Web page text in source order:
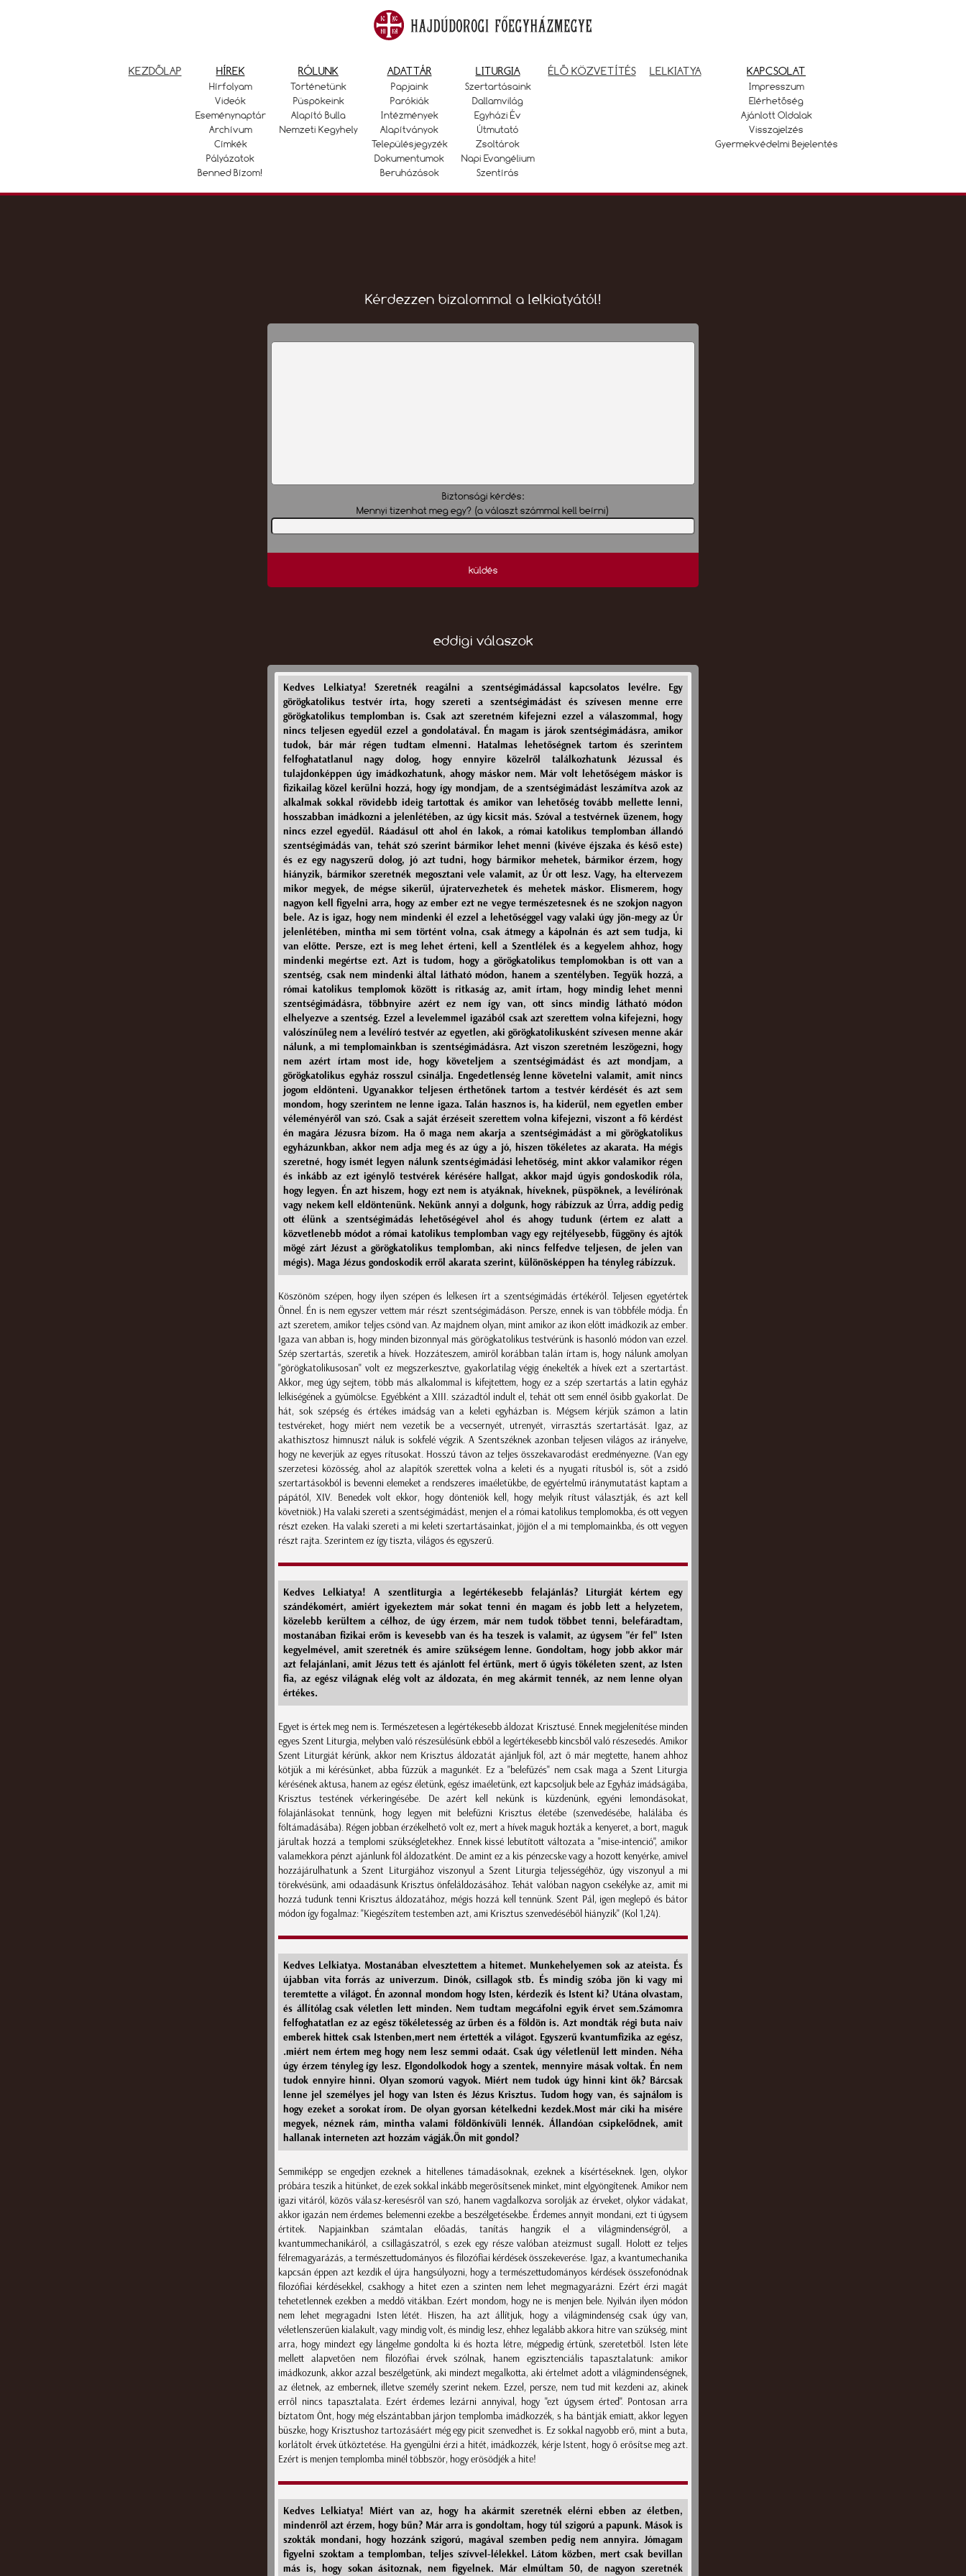
KEZDŐLAP HÍREK
Hírfolyam
Videók
Eseménynaptár
Archívum
Címkék
Pályázatok
Benned Bízom!
RÓLUNK
Történetünk
Püspökeink
Alapító Bulla
Nemzeti Kegyhely
ADATTÁR
Papjaink
Parókiák
Intézmények
Alapítványok
Településjegyzék
Dokumentumok
Beruházások
LITURGIA
Szertartásaink
Dallamvilág
Egyházi Év
Útmutató
Zsoltárok
Napi Evangélium
Szentírás
ÉLŐ KÖZVETÍTÉS LELKIATYA KAPCSOLAT
Impresszum
Elérhetőség
Ajánlott Oldalak
Visszajelzés
Gyermekvédelmi Bejelentés
Kérdezzen bizalommal a lelkiatyától!
Biztonsági kérdés:
Mennyi tizenhat meg egy? (a választ számmal kell beírni)
küldés
eddigi válaszok
Kedves Lelkiatya! Szeretnék reagálni a szentségimádással kapcsolatos levélre. Egy
görögkatolikus testvér írta, hogy szereti a szentségimádást és szívesen menne erre
görögkatolikus templomban is. Csak azt szeretném kifejezni ezzel a válaszommal, hogy
nincs teljesen egyedül ezzel a gondolatával. Én magam is járok szentségimádásra, amikor
tudok, bár már régen tudtam elmenni. Hatalmas lehetőségnek tartom és szerintem
felfoghatatlanul nagy dolog, hogy ennyire közelről találkozhatunk Jézussal és
tulajdonképpen úgy imádkozhatunk, ahogy máskor nem. Már volt lehetőségem máskor is
fizikailag közel kerülni hozzá, hogy így mondjam, de a szentségimádást leszámítva azok az
alkalmak sokkal rövidebb ideig tartottak és amikor van lehetőség tovább mellette lenni,
hosszabban imádkozni a jelenlétében, az úgy kicsit más. Szóval a testvérnek üzenem, hogy
nincs ezzel egyedül. Ráadásul ott ahol én lakok, a római katolikus templomban állandó
szentségimádás van, tehát szó szerint bármikor lehet menni (kivéve éjszaka és késő este)
és ez egy nagyszerű dolog, jó azt tudni, hogy bármikor mehetek, bármikor érzem, hogy
hiányzik, bármikor szeretnék megosztani vele valamit, az Úr ott lesz. Vagy, ha eltervezem
mikor megyek, de mégse sikerül, újratervezhetek és mehetek máskor. Elismerem, hogy
nagyon kell figyelni arra, hogy az ember ezt ne vegye természetesnek és ne szokjon nagyon
bele. Az is igaz, hogy nem mindenki él ezzel a lehetőséggel vagy valaki úgy jön-megy az Úr
jelenlétében, mintha mi sem történt volna, csak átmegy a kápolnán és azt sem tudja, ki
van előtte. Persze, ezt is meg lehet érteni, kell a Szentlélek és a kegyelem ahhoz, hogy
mindenki megértse ezt. Azt is tudom, hogy a görögkatolikus templomokban is ott van a
szentség, csak nem mindenki által látható módon, hanem a szentélyben. Tegyük hozzá, a
római katolikus templomok között is ritkaság az, amit írtam, hogy mindig lehet menni
szentségimádásra, többnyire azért ez nem így van, ott sincs mindig látható módon
elhelyezve a szentség. Ezzel a levelemmel igazából csak azt szerettem volna kifejezni, hogy
valószínűleg nem a levélíró testvér az egyetlen, aki görögkatolikusként szívesen menne akár
nálunk, a mi templomainkban is szentségimádásra. Azt viszon szeretném leszögezni, hogy
nem azért írtam most ide, hogy követeljem a szentségimádást és azt mondjam, a
görögkatolikus egyház rosszul csinálja. Engedetlenség lenne követelni valamit, amit nincs
jogom eldönteni. Ugyanakkor teljesen érthetőnek tartom a testvér kérdését és azt sem
mondom, hogy szerintem ne lenne igaza. Talán hasznos is, ha kiderül, nem egyetlen ember
véleményéről van szó. Csak a saját érzéseit szerettem volna kifejezni, viszont a fő kérdést
én magára Jézusra bízom. Ha ő maga nem akarja a szentségimádást a mi görögkatolikus
egyházunkban, akkor nem adja meg és az úgy a jó, hiszen tökéletes az akarata. Ha mégis
szeretné, hogy ismét legyen nálunk szentségimádási lehetőség, mint akkor valamikor régen
és inkább az ezt igénylő testvérek kérésére hallgat, akkor majd úgyis gondoskodik róla,
hogy legyen. Én azt hiszem, hogy ezt nem is atyáknak, híveknek, püspöknek, a levélírónak
vagy nekem kell eldöntenünk. Nekünk annyi a dolgunk, hogy rábízzuk az Úrra, addig pedig
ott élünk a szentségimádás lehetőségével ahol és ahogy tudunk (értem ez alatt a
közvetlenebb módot a római katolikus templomban vagy egy rejtélyesebb, függöny és ajtók
mögé zárt Jézust a görögkatolikus templomban, aki nincs felfedve teljesen, de jelen van
mégis). Maga Jézus gondoskodik erről akarata szerint, különösképpen ha tényleg rábízzuk.
Köszönöm szépen, hogy ilyen szépen és lelkesen írt a szentségimádás értékéről. Teljesen egyetértek
Önnel. Én is nem egyszer vettem már részt szentségimádáson. Persze, ennek is van többféle módja. Én
azt szeretem, amikor teljes csönd van. Az majdnem olyan, mint amikor az ikon előtt imádkozik az ember.
Igaza van abban is, hogy minden bizonnyal más görögkatolikus testvérünk is hasonló módon van ezzel.
Szép szertartás, szeretik a hívek. Hozzáteszem, amiről korábban talán írtam is, hogy nálunk amolyan
"görögkatolikusosan" volt ez megszerkesztve, gyakorlatilag végig énekelték a hívek ezt a szertartást.
Akkor, meg úgy sejtem, több más alkalommal is kifejtettem, hogy ez a szép szertartás a latin egyház
lelkiségének a gyümölcse. Egyébként a XIII. századtól indult el, tehát ott sem ennél ősibb gyakorlat. De
hát, sok szépség és értékes imádság van a keleti egyházban is. Mégsem kérjük számon a latin
testvéreket, hogy miért nem vezetik be a vecsernyét, utrenyét, virrasztás szertartását. Igaz, az
akathisztosz himnuszt náluk is sokfelé végzik. A Szentszéknek azonban teljesen világos az irányelve,
hogy ne keverjük az egyes rítusokat. Hosszú távon az teljes összekavarodást eredményezne. (Van egy
szerzetesi közösség, ahol az alapítók szerettek volna a keleti és a nyugati rítusból is, sőt a zsidó
szertartásokból is bevenni elemeket a rendszeres imaéletükbe, de egyértelmű iránymutatást kaptam a
pápától, XIV. Benedek volt ekkor, hogy dönteniök kell, hogy melyik rítust választják, és azt kell
követniök.) Ha valaki szereti a szentségimádást, menjen el a római katolikus templomokba, és ott vegyen
részt ezeken. Ha valaki szereti a mi keleti szertartásainkat, jöjjön el a mi templomainkba, és ott vegyen
részt rajta. Szerintem ez így tiszta, világos és egyszerű.
Kedves Lelkiatya! A szentliturgia a legértékesebb felajánlás? Liturgiát kértem egy
szándékomért, amiért igyekeztem már sokat tenni én magam és jobb lett a helyzetem,
közelebb kerültem a célhoz, de úgy érzem, már nem tudok többet tenni, belefáradtam,
mostanában fizikai erőm is kevesebb van és ha teszek is valamit, az úgysem "ér fel" Isten
kegyelmével, amit szeretnék és amire szükségem lenne. Gondoltam, hogy jobb akkor már
azt felajánlani, amit Jézus tett és ajánlott fel értünk, mert ő úgyis tökéleten szent, az Isten
fia, az egész világnak elég volt az áldozata, én meg akármit tennék, az nem lenne olyan
értékes.
Egyet is értek meg nem is. Természetesen a legértékesebb áldozat Krisztusé. Ennek megjelenítése minden
egyes Szent Liturgia, melyben való részesülésünk ebből a legértékesebb kincsből való részesedés. Amikor
Szent Liturgiát kérünk, akkor nem Krisztus áldozatát ajánljuk föl, azt ő már megtette, hanem ahhoz
kötjük a mi kérésünket, abba fűzzük a magunkét. Ez a "belefűzés" nem csak maga a Szent Liturgia
kérésének aktusa, hanem az egész életünk, egész imaéletünk, ezt kapcsoljuk bele az Egyház imádságába,
Krisztus testének vérkeringésébe. De azért kell nekünk is küzdenünk, egyéni lemondásokat,
fölajánlásokat tennünk, hogy legyen mit belefűzni Krisztus életébe (szenvedésébe, halálába és
föltámadásába). Régen jobban érzékelhető volt ez, mert a hívek maguk hozták a kenyeret, a bort, maguk
járultak hozzá a templomi szükségletekhez. Ennek kissé lebutított változata a "mise-intenció", amikor
valamekkora pénzt ajánlunk föl áldozatként. De amint ez a kis pénzecske vagy a hozott kenyérke, amivel
hozzájárulhatunk a Szent Liturgiához viszonyul a Szent Liturgia teljességéhöz, úgy viszonyul a mi
törekvésünk, ami odaadásunk Krisztus önfeláldozásához. Tehát valóban nagyon csekélyke az, amit mi
hozzá tudunk tenni Krisztus áldozatához, mégis hozzá kell tennünk. Szent Pál, igen meglepő és bátor
módon így fogalmaz: "Kiegészítem testemben azt, ami Krisztus szenvedéséből hiányzik" (Kol 1,24).
Kedves Lelkiatya. Mostanában elvesztettem a hitemet. Munkehelyemen sok az ateista. És
újabban vita forrás az univerzum. Dinók, csillagok stb. És mindig szóba jön ki vagy mi
teremtette a világot. Én azonnal mondom hogy Isten, kérdezik és Istent ki? Utána olvastam,
és állítólag csak véletlen lett minden. Nem tudtam megcáfolni egyik érvet sem.Számomra
felfoghatatlan ez az egész tökéletesség az űrben és a földön is. Azt mondták régi buta naiv
emberek hittek csak Istenben,mert nem értették a világot. Egyszerű kvantumfizika az egész,
.miért nem értem meg hogy nem lesz semmi odaát. Csak úgy véletlenül lett minden. Néha
úgy érzem tényleg így lesz. Elgondolkodok hogy a szentek, mennyire másak voltak. Én nem
tudok ennyire hinni. Olyan szomorú vagyok. Miért nem tudok úgy hinni kint ők? Bárcsak
lenne jel személyes jel hogy van Isten és Jézus Krisztus. Tudom hogy van, és sajnálom is
hogy ezeket a sorokat írom. De olyan gyorsan kételkedni kezdek.Most már ciki ha misére
megyek, néznek rám, mintha valami földönkívüli lennék. Állandóan csipkelődnek, amit
hallanak interneten azt hozzám vágják.Ön mit gondol?
Semmiképp se engedjen ezeknek a hitellenes támadásoknak, ezeknek a kísértéseknek. Igen, olykor
próbára teszik a hitünket, de ezek sokkal inkább megerősítsenek minket, mint elgyöngítenek. Amikor nem
igazi vitáról, közös válasz-keresésről van szó, hanem vagdalkozva sorolják az érveket, olykor vádakat,
akkor igazán nem érdemes belemenni ezekbe a beszélgetésekbe. Érdemes annyit mondani, ezt ti úgysem
értitek. Napjainkban számtalan előadás, tanítás hangzik el a világmindenségről, a
kvantummechanikáról, a csillagászatról, s ezek egy része valóban ateizmust sugall. Holott ez teljes
félremagyarázás, a természettudományos és filozófiai kérdések összekeverése. Igaz, a kvantumechanika
kapcsán éppen azt kezdik el újra hangsúlyozni, hogy a természettudományos kérdések összefonódnak
filozófiai kérdésekkel, csakhogy a hitet ezen a szinten nem lehet megmagyarázni. Ezért érzi magát
tehetetlennek ezekben a meddő vitákban. Ezért mondom, hogy ne is menjen bele. Nyilván ilyen módon
nem lehet megragadni Isten létét. Hiszen, ha azt állítjuk, hogy a világmindenség csak úgy van,
véletlenszerűen kialakult, vagy mindig volt, és mindig lesz, ehhez legalább akkora hitre van szükség, mint
arra, hogy mindezt egy lángelme gondolta ki és hozta létre, mégpedig értünk, szeretetből. Isten léte
mellett alapvetően nem filozófiai érvek szólnak, hanem egzisztenciális tapasztalatunk: amikor
imádkozunk, akkor azzal beszélgetünk, aki mindezt megalkotta, aki értelmet adott a világmindenségnek,
az életnek, az embernek, illetve személy szerint nekem. Ezzel, persze, nem tud mit kezdeni az, akinek
erről nincs tapasztalata. Ezért érdemes lezárni annyival, hogy "ezt úgysem érted". Pontosan arra
bíztatom Önt, hogy még elszántabban járjon templomba imádkozzék, s ha bántják emiatt, akkor legyen
büszke, hogy Krisztushoz tartozásáért még egy picit szenvedhet is. Ez sokkal nagyobb erő, mint a buta,
korlátolt érvek ütköztetése. Ha gyengülni érzi a hitét, imádkozzék, kérje Istent, hogy ő erősítse meg azt.
Ezért is menjen templomba minél többször, hogy erösödjék a hite!
Kedves Lelkiatya! Miért van az, hogy ha akármit szeretnék elérni ebben az életben,
mindenről azt érzem, hogy bűn? Már arra is gondoltam, hogy túl szigorú a papunk. Mások is
szokták mondani, hogy hozzánk szigorú, magával szemben pedig nem annyira. Jómagam
figyelni szoktam a templomban, teljes szívvel-lélekkel. Látom közben, mert csak bevillan
más is, hogy sokan ásitoznak, nem figyelnek. Már elmúltam 50, de nagyon szeretnék